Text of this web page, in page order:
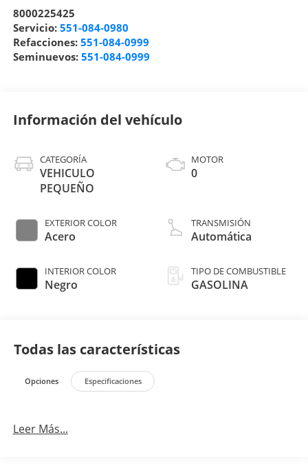
8000225425
Servicio: 551-084-0980
Refacciones: 551-084-0999
Seminuevos: 551-084-0999
Información del vehículo
CATEGORÍA
VEHICULO
PEQUEÑO
EXTERIOR COLOR
Acero
INTERIOR COLOR
Negro
MOTOR
0
TRANSMISIÓN
Automática
TIPO DE COMBUSTIBLE
GASOLINA
Todas las características
Opciones Especificaciones
Leer Más...